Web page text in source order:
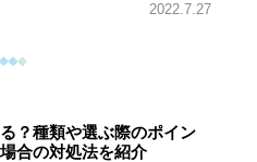
2022.7.27
？種類や選ぶ際のポイン
合の対処法を紹介